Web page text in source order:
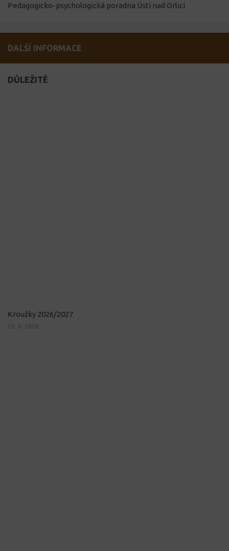
Pedagogicko-psychologická poradna Ústí nad Orlicí
DALŠÍ INFORMACE
DŮLEŽITÉ
Kroužky 2026/2027
23. 6. 2026